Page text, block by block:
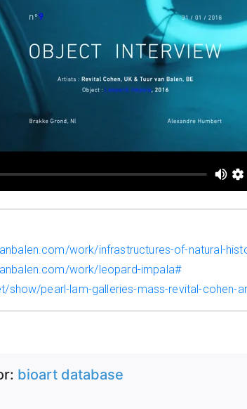
work/infrastructures-of-natural-
work/leopard-impala#
show/pearl-lam-galleries-mass-revital-cohen-
bioart database